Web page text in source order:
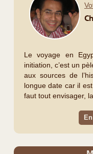
Le voyage en
initiation, c’est un
aux sources de
longue date car il
faut tout envisager,